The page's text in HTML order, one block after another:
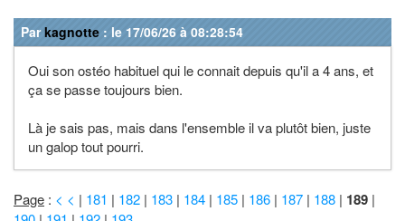
Parkagnotte : le 17/06/26 à 08:28:54
Oui son ostéo habituel qui le connait depuis qu'il a 4 ans, et
ça se passe toujours bien.
Là je sais pas, mais dans l'ensemble il va plutôt bien, juste
un galop tout pourri.
Page : < < | 181 | 182 | 183 | 184 | 185 | 186 | 187 | 188 | 189 |